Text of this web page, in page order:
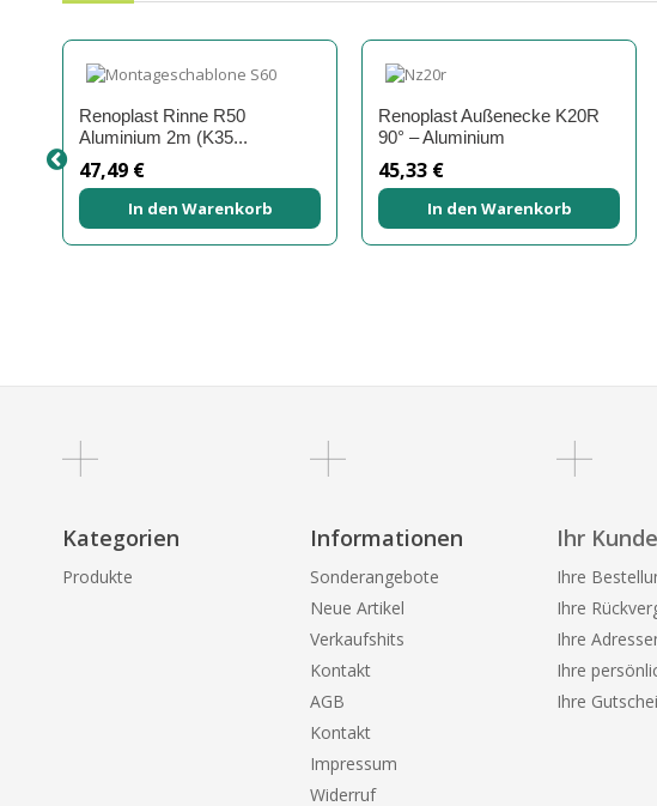
Renoplast Rinne R50
Aluminium 2m (K35...
47,49 €
In den Warenkorb
Renoplast Außenecke K20R
90° – Aluminium
45,33 €
In den Warenkorb
Kategorien
Produkte
Informationen
Sonderangebote
Neue Artikel
Verkaufshits
Kontakt
AGB
Kontakt
Impressum
Widerruf
Ihr
Ihre
Ihre
Ihre
Ihre
Ihre